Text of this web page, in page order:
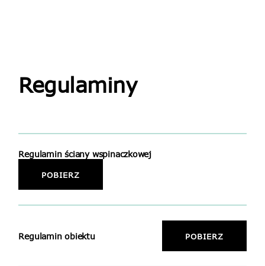
Regulaminy
Regulamin ściany wspinaczkowej
POBIERZ
Regulamin obiektu POBIERZ